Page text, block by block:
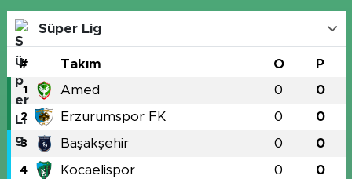
Süper Lig
# Takım O P
1 Amed 0 0
2 Erzurumspor FK 0 0
3 Başakşehir 0 0
4 Kocaelispor 0 0